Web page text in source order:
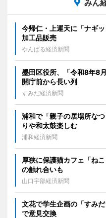
みん
今帰仁・上運天に「ナギ
加工品販売
やんばる経済新聞
墨田区役所、「令和8年8
開庁前から長い列
すみだ経済新聞
浦和で「親子の居場所な
りや和太鼓楽しむ
浦和経済新聞
厚狭に保護猫カフェ「ね
の触れ合いも
山口宇部経済新聞
文花で学生企画の「すみ
で意見交換